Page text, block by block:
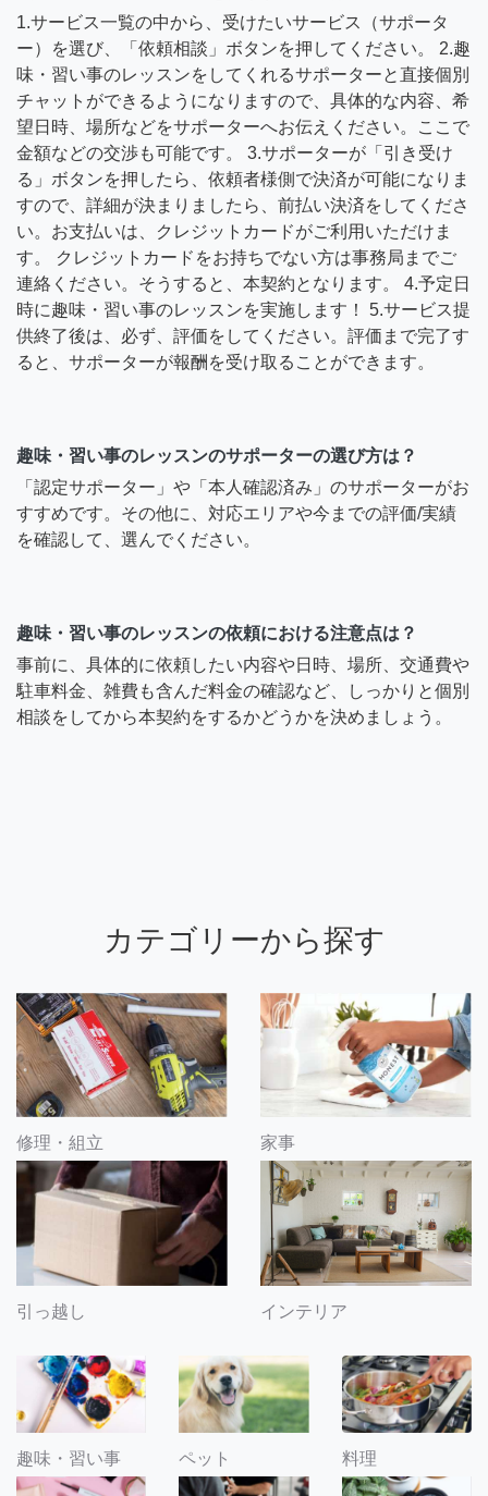
1.サービス一覧の中から、受けたいサービス（サポータ
ー）を選び、「依頼相談」ボタンを押してください。 2.趣
味・習い事のレッスンをしてくれるサポーターと直接個別
チャットができるようになりますので、具体的な内容、希
望日時、場所などをサポーターへお伝えください。ここで
金額などの交渉も可能です。 3.サポーターが「引き受け
る」ボタンを押したら、依頼者様側で決済が可能になりま
すので、詳細が決まりましたら、前払い決済をしてくださ
い。お支払いは、クレジットカードがご利用いただけま
す。 クレジットカードをお持ちでない方は事務局までご
連絡ください。そうすると、本契約となります。 4.予定日
時に趣味・習い事のレッスンを実施します！ 5.サービス提
供終了後は、必ず、評価をしてください。評価まで完了す
ると、サポーターが報酬を受け取ることができます。
趣味・習い事のレッスンのサポーターの選び方は？
「認定サポーター」や「本人確認済み」のサポーターがお
すすめです。その他に、対応エリアや今までの評価/実績
を確認して、選んでください。
趣味・習い事のレッスンの依頼における注意点は？
事前に、具体的に依頼したい内容や日時、場所、交通費や
駐車料金、雑費も含んだ料金の確認など、しっかりと個別
相談をしてから本契約をするかどうかを決めましょう。
カテゴリーから探す
修理・組立 家事
引っ越し インテリア
趣味・習い事 ペット 料理